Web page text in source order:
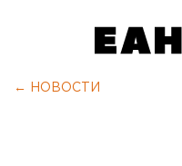
← НОВОСТИ